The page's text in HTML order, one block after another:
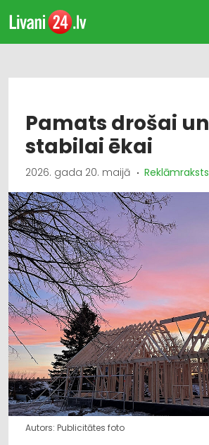
Pamats drošai un
stabilai ēkai
2026. gada 20. maijā Reklāmraksts
Autors: Publicitātes foto